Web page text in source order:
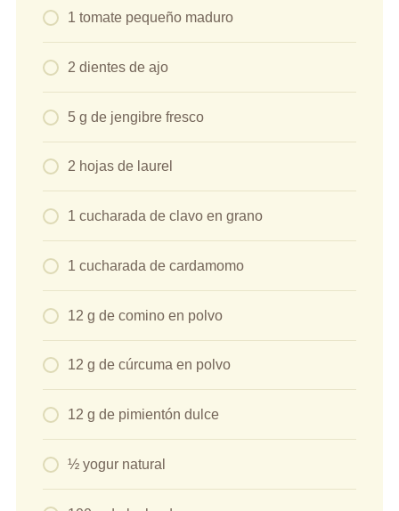
1 tomate pequeño maduro
2 dientes de ajo
5 g de jengibre fresco
2 hojas de laurel
1 cucharada de clavo en grano
1 cucharada de cardamomo
12 g de comino en polvo
12 g de cúrcuma en polvo
12 g de pimientón dulce
½ yogur natural